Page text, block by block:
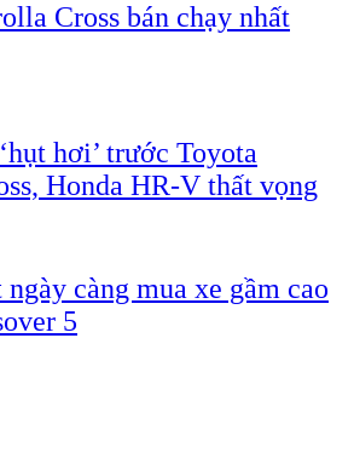
Cross bán chạy nhất
hơi’ trước Toyota
Honda HR-V thất vọng
càng mua xe gầm cao
5